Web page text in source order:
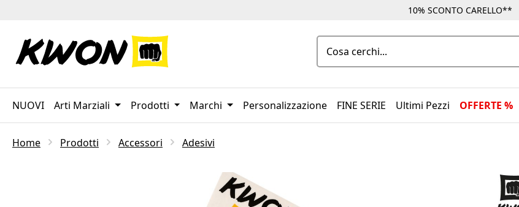
10% SCONTO CARELLO**
NUOVI Arti Marziali Prodotti Marchi Personalizzazione FINE SERIE Ultimi Pezzi OFFERTE %
Home Prodotti Accessori Adesivi